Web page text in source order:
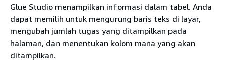
Glue Studio menampilkan informasi dalam tabel. Anda
dapat memilih untuk mengurung baris teks di layar,
mengubah jumlah tugas yang ditampilkan pada
halaman, dan menentukan kolom mana yang akan
ditampilkan.